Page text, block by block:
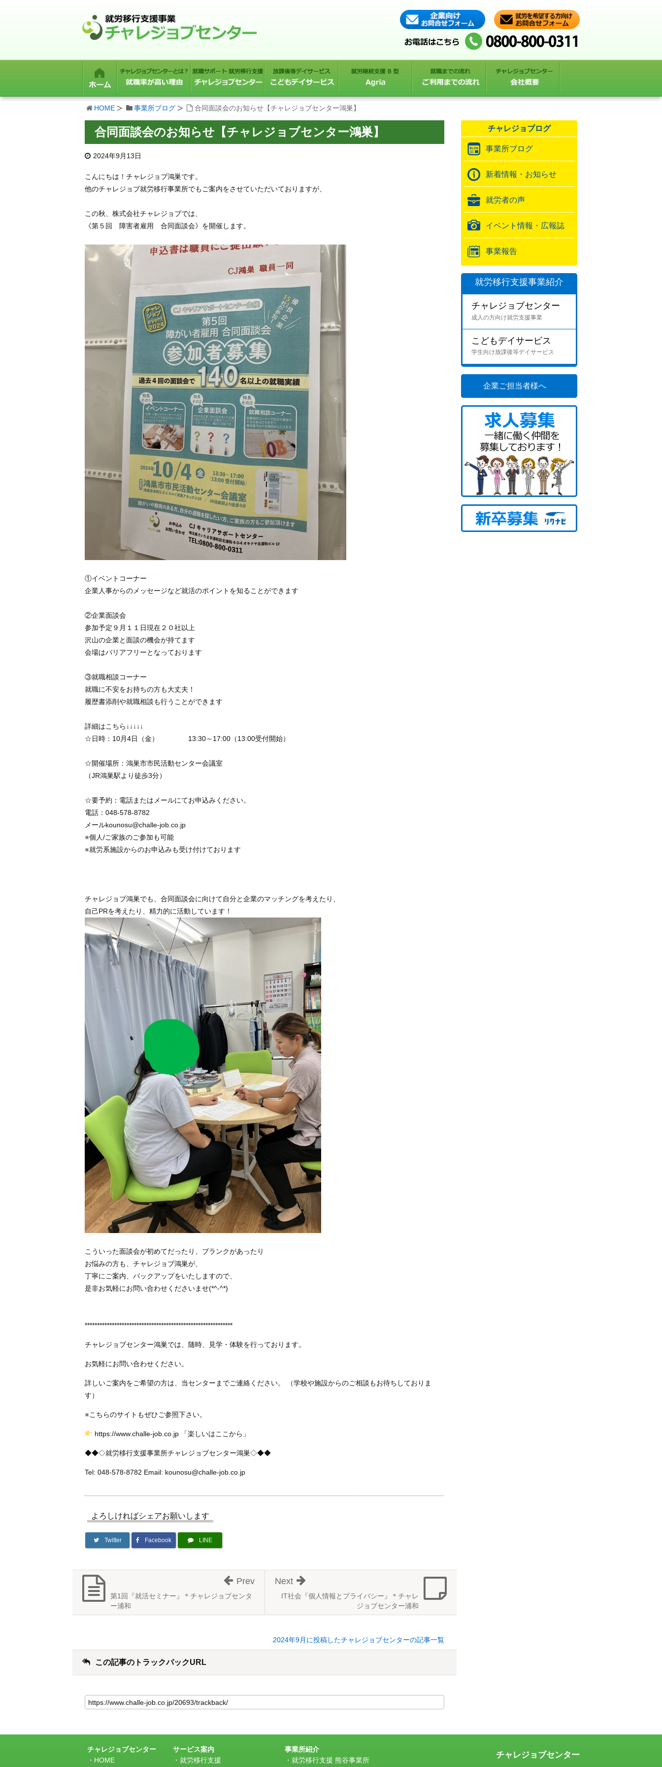
HOME 事業所ブログ 合同面談会のお知らせ【チャレジョブセンター鴻巣】
合同面談会のお知らせ【チャレジョブセンター鴻巣】
2024年9月13日
こんにちは！チャレジョブ鴻巣です。
他のチャレジョブ就労移行事業所でもご案内をさせていただいておりますが、
この秋、株式会社チャレジョブでは、
《第５回 障害者雇用 合同面談会》を開催します。
①イベントコーナー
企業人事からのメッセージなど就活のポイントを知ることができます
②企業面談会
参加予定９月１１日現在２０社以上
沢山の企業と面談の機会が持てます
会場はバリアフリーとなっております
③就職相談コーナー
就職に不安をお持ちの方も大丈夫！
履歴書添削や就職相談も行うことができます
詳細はこちら↓↓↓↓↓
☆日時：10月4日（金） 13:30～17:00（13:00受付開始）
☆開催場所：鴻巣市市民活動センター会議室
（JR鴻巣駅より徒歩3分）
☆要予約：電話またはメールにてお申込みください。
電話：048-578-8782
メールkounosu@challe-job.co.jp
※個人/ご家族のご参加も可能
※就労系施設からのお申込みも受け付けております
チャレジョブ鴻巣でも、合同面談会に向けて自分と企業のマッチングを考えたり、
自己PRを考えたり、精力的に活動しています！
こういった面談会が初めてだったり、ブランクがあったり
お悩みの方も、チャレジョブ鴻巣が、
丁寧にご案内、バックアップをいたしますので、
是非お気軽にお問い合わせくださいませ(*^-^*)
************************************************************
チャレジョブセンター鴻巣では、随時、見学・体験を行っております。
お気軽にお問い合わせください。
詳しいご案内をご希望の方は、当センターまでご連絡ください。 （学校や施設からのご相談もお待ちしておりま
す）
※こちらのサイトもぜひご参照下さい。
https://www.challe-job.co.jp 「楽しいはここから」
◆◆◇就労移行支援事業所チャレジョブセンター鴻巣◇◆◆
Tel: 048-578-8782 Email: kounosu@challe-job.co.jp
よろしければシェアお願いします
Twitter Facebook LINE
IT社会『個人情報とプライバシー』＊チャレ
ジョブセンター浦和
Next
第1回『就活セミナー』＊チャレジョブセンタ
ー浦和
Prev
2024年9月に投稿したチャレジョブセンターの記事一覧
この記事のトラックバックURL
の
記
ラ
ッ
チャレジョブログ
事業所ブログ
新着情報・お知らせ
就労者の声
イベント情報・広報誌
事業報告
就労移行支援事業紹介
チャレジョブセンター
成人の方向け就労支援事業
こどもデイサービス
学生向け放課後等デイサービス
企業ご担当者様へ
チャレジョブセンター
HOME
サービス案内
就労移行支援
事業所紹介
就労移行支援 熊谷事業所
チャレジョブセンター